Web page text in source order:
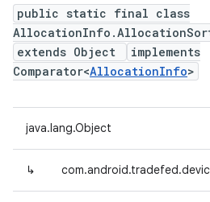
public static final class
extends Object
implements
Comparator<AllocationInfo>
java.lang.Object
↳